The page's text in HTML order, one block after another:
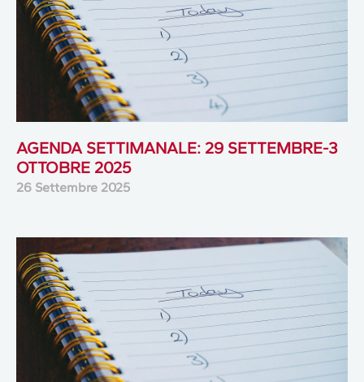
AGENDA SETTIMANALE: 29 SETTEMBRE-3
OTTOBRE 2025
26 Settembre 2025